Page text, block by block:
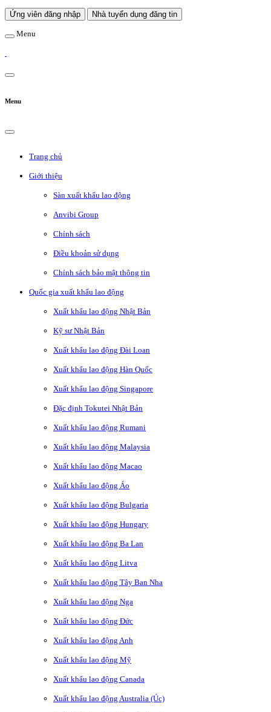
Ứng viên đăng nhập Nhà tuyển dụng đăng tin
Menu
Menu
Trang chủ
Giới thiệu
Sàn xuất khẩu lao động
Anvibi Group
Chính sách
Điều khoản sử dụng
Chính sách bảo mật thông tin
Quốc gia xuất khẩu lao động
Xuất khẩu lao động Nhật Bản
Kỹ sư Nhật Bản
Xuất khẩu lao động Đài Loan
Xuất khẩu lao động Hàn Quốc
Xuất khẩu lao động Singapore
Đặc định Tokutei Nhật Bản
Xuất khẩu lao động Rumani
Xuất khẩu lao động Malaysia
Xuất khẩu lao động Macao
Xuất khẩu lao động Áo
Xuất khẩu lao động Bulgaria
Xuất khẩu lao động Hungary
Xuất khẩu lao động Ba Lan
Xuất khẩu lao động Litva
Xuất khẩu lao động Tây Ban Nha
Xuất khẩu lao động Nga
Xuất khẩu lao động Đức
Xuất khẩu lao động Anh
Xuất khẩu lao động Mỹ
Xuất khẩu lao động Canada
Xuất khẩu lao động Australia (Úc)